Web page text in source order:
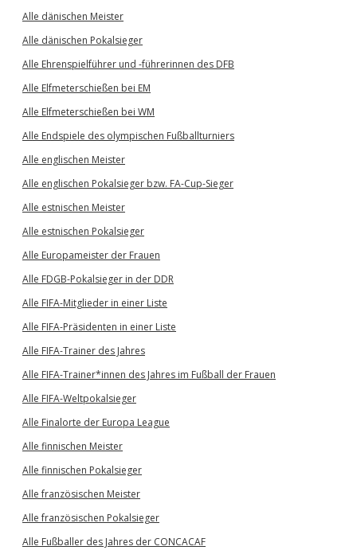
Alle dänischen Meister
Alle dänischen Pokalsieger
Alle Ehrenspielführer und -führerinnen des DFB
Alle Elfmeterschießen bei EM
Alle Elfmeterschießen bei WM
Alle Endspiele des olympischen Fußballturniers
Alle englischen Meister
Alle englischen Pokalsieger bzw. FA-Cup-Sieger
Alle estnischen Meister
Alle estnischen Pokalsieger
Alle Europameister der Frauen
Alle FDGB-Pokalsieger in der DDR
Alle FIFA-Mitglieder in einer Liste
Alle FIFA-Präsidenten in einer Liste
Alle FIFA-Trainer des Jahres
Alle FIFA-Trainer*innen des Jahres im Fußball der Frauen
Alle FIFA-Weltpokalsieger
Alle Finalorte der Europa League
Alle finnischen Meister
Alle finnischen Pokalsieger
Alle französischen Meister
Alle französischen Pokalsieger
Alle Fußballer des Jahres der CONCACAF